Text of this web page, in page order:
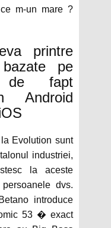
m-un mare ?
printre
pe
fapt
Android
Evolution sunt
industriei,
la aceste
dvs.
introduce
53 � exact